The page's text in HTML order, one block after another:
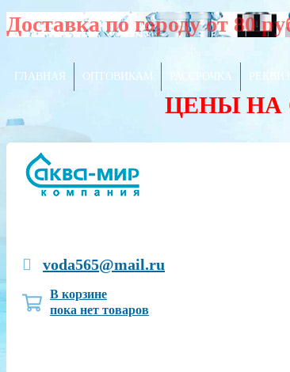
Доставка по городу от 80
ГЛАВНАЯ ОПТОВИКАМ РАССРОЧКА
ЦЕНЫ НА
voda565@mail.ru
В корзине
пока нет товаров